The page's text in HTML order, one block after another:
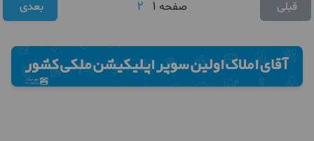
قبلی صفحه 1
2 بعدی